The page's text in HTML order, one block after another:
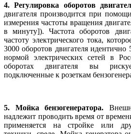
4. Регулировка оборотов
двигателя производится при
измерения частоты вращения
в минуту]). Частота оборотов
частоту электрического тока,
3000 оборотов двигателя идентично
нормой электрических сетей в
оборотах двигателя вы
подключенные к розеткам
5. Мойка бензогенератора.
надлежит проводить время от
применяется на стройке или